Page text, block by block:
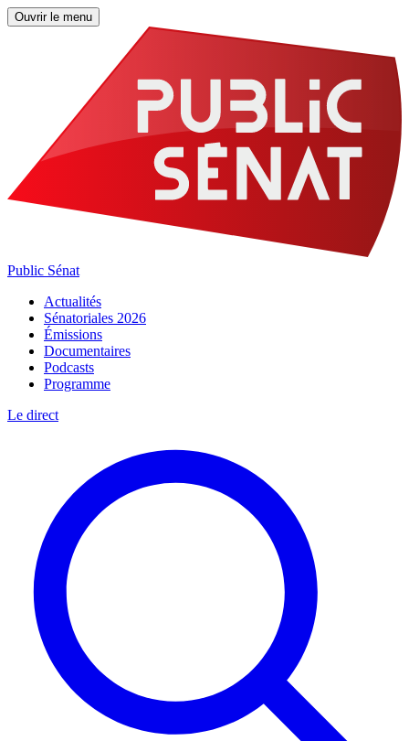
Ouvrir le menu
Public Sénat
Actualités
Sénatoriales 2026
Émissions
Documentaires
Podcasts
Programme
Le direct